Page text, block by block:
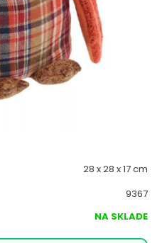
28 x 28 x 17 cm
9367
NA SKLADE